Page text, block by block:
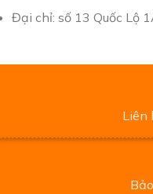
Đại chỉ: số 13 Quốc Lộ
Liên